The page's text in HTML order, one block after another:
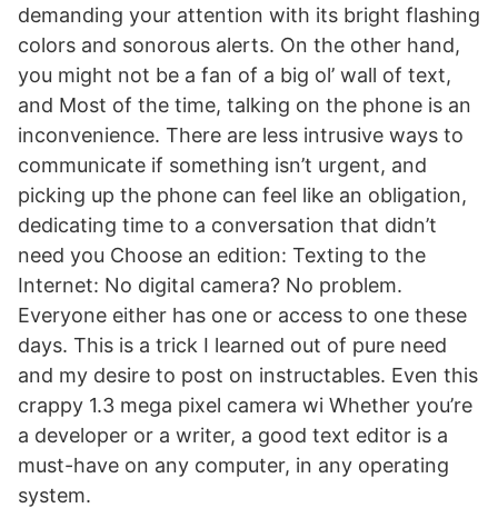
demanding your attention with its bright flashing
colors and sonorous alerts. On the other hand,
you might not be a fan of a big ol’ wall of text,
and Most of the time, talking on the phone is an
inconvenience. There are less intrusive ways to
communicate if something isn’t urgent, and
picking up the phone can feel like an obligation,
dedicating time to a conversation that didn’t
need you Choose an edition: Texting to the
Internet: No digital camera? No problem.
Everyone either has one or access to one these
days. This is a trick I learned out of pure need
and my desire to post on instructables. Even this
crappy 1.3 mega pixel camera wi Whether you’re
a developer or a writer, a good text editor is a
must-have on any computer, in any operating
system.